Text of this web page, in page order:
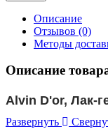
Описание
Отзывов (0)
Методы
Описание
Alvin D'or, Лак-
Развернуть